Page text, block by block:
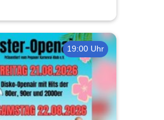
19:00 Uhr